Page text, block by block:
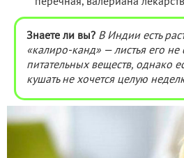
перечная, валериана
Знаете ли вы? В Индии есть
«калиро-канд» — листья его
питательных веществ, однако
кушать не хочется целую